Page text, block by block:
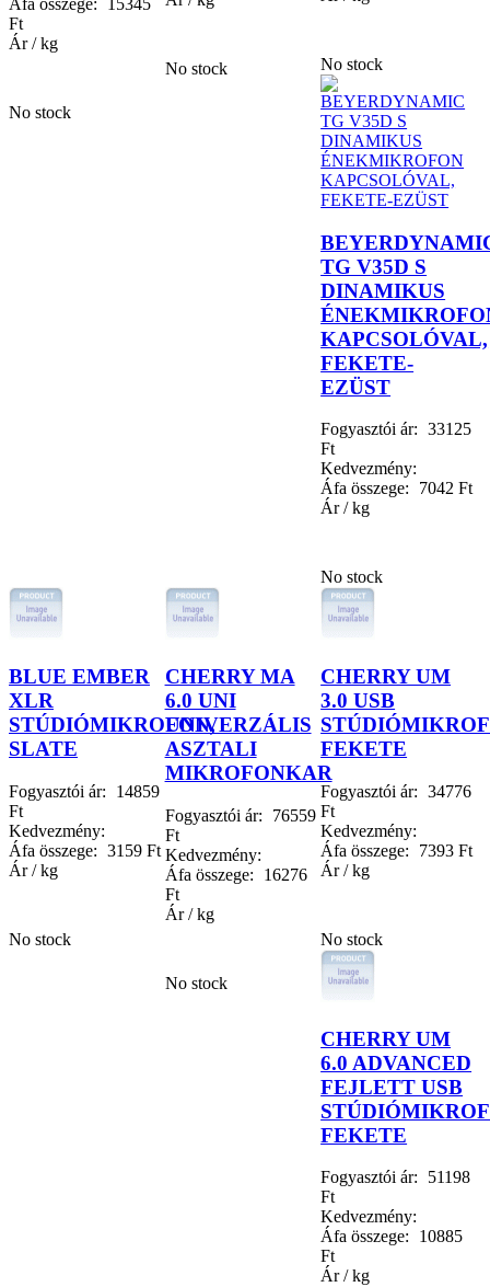
Áfa összege:
15345
Ft
Ár / kg
No stock
No stock No stock
TG V35D S
DINAMIKUS
KAPCSOLÓVAL,
FEKETE-
EZÜST
Fogyasztói ár: 33125
Ft
Kedvezmény:
Áfa összege:
7042 Ft
Ár / kg
No stock
BLUE EMBER
XLR
STÚDIÓMIKROFON,
SLATE
Fogyasztói ár:
14859
Ft
Kedvezmény:
Áfa összege: 3159 Ft
Ár / kg
No stock
CHERRY MA
6.0 UNI
UNIVERZÁLIS
ASZTALI
MIKROFONKAR
Fogyasztói ár:
76559
Ft
Kedvezmény:
Áfa összege:
16276
Ft
Ár / kg
No stock
CHERRY UM
3.0 USB
FEKETE
Fogyasztói ár: 34776
Ft
Kedvezmény:
Áfa összege:
7393 Ft
Ár / kg
No stock
CHERRY UM
6.0 ADVANCED
FEJLETT USB
FEKETE
Fogyasztói ár:
51198
Ft
Kedvezmény:
Áfa összege:
10885
Ft
Ár / kg